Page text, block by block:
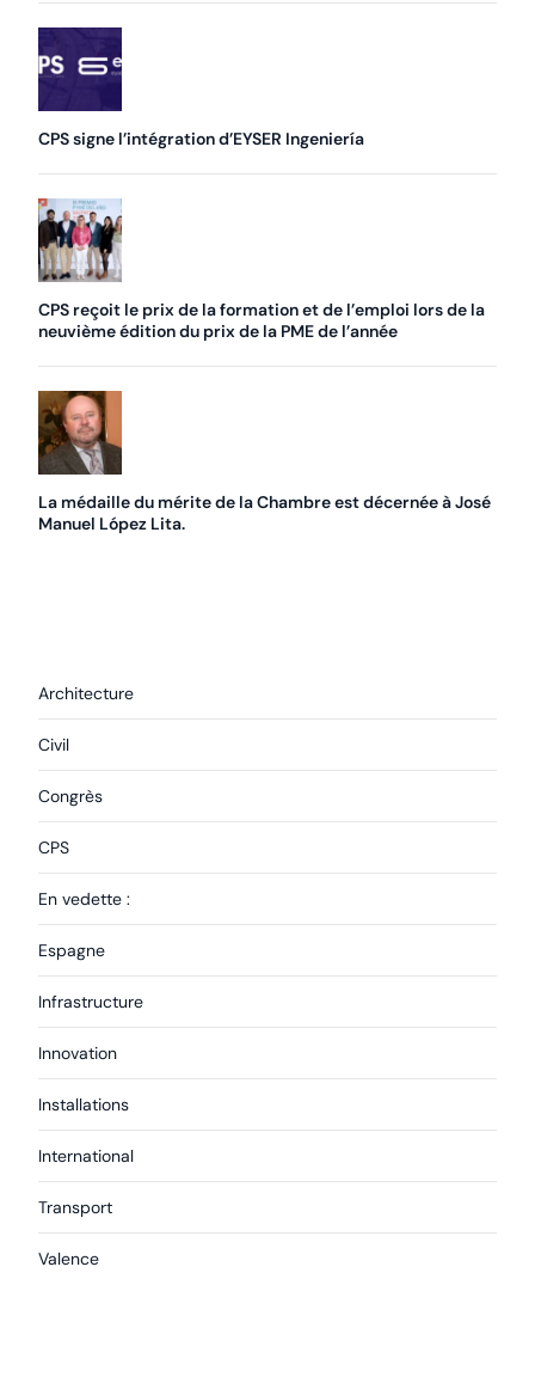
CPS signe l’intégration d’EYSER Ingeniería
CPS reçoit le prix de la formation et de l’emploi lors de la
neuvième édition du prix de la PME de l’année
La médaille du mérite de la Chambre est décernée à José
Manuel López Lita.
Architecture
Civil
Congrès
CPS
En vedette :
Espagne
Infrastructure
Innovation
Installations
International
Transport
Valence